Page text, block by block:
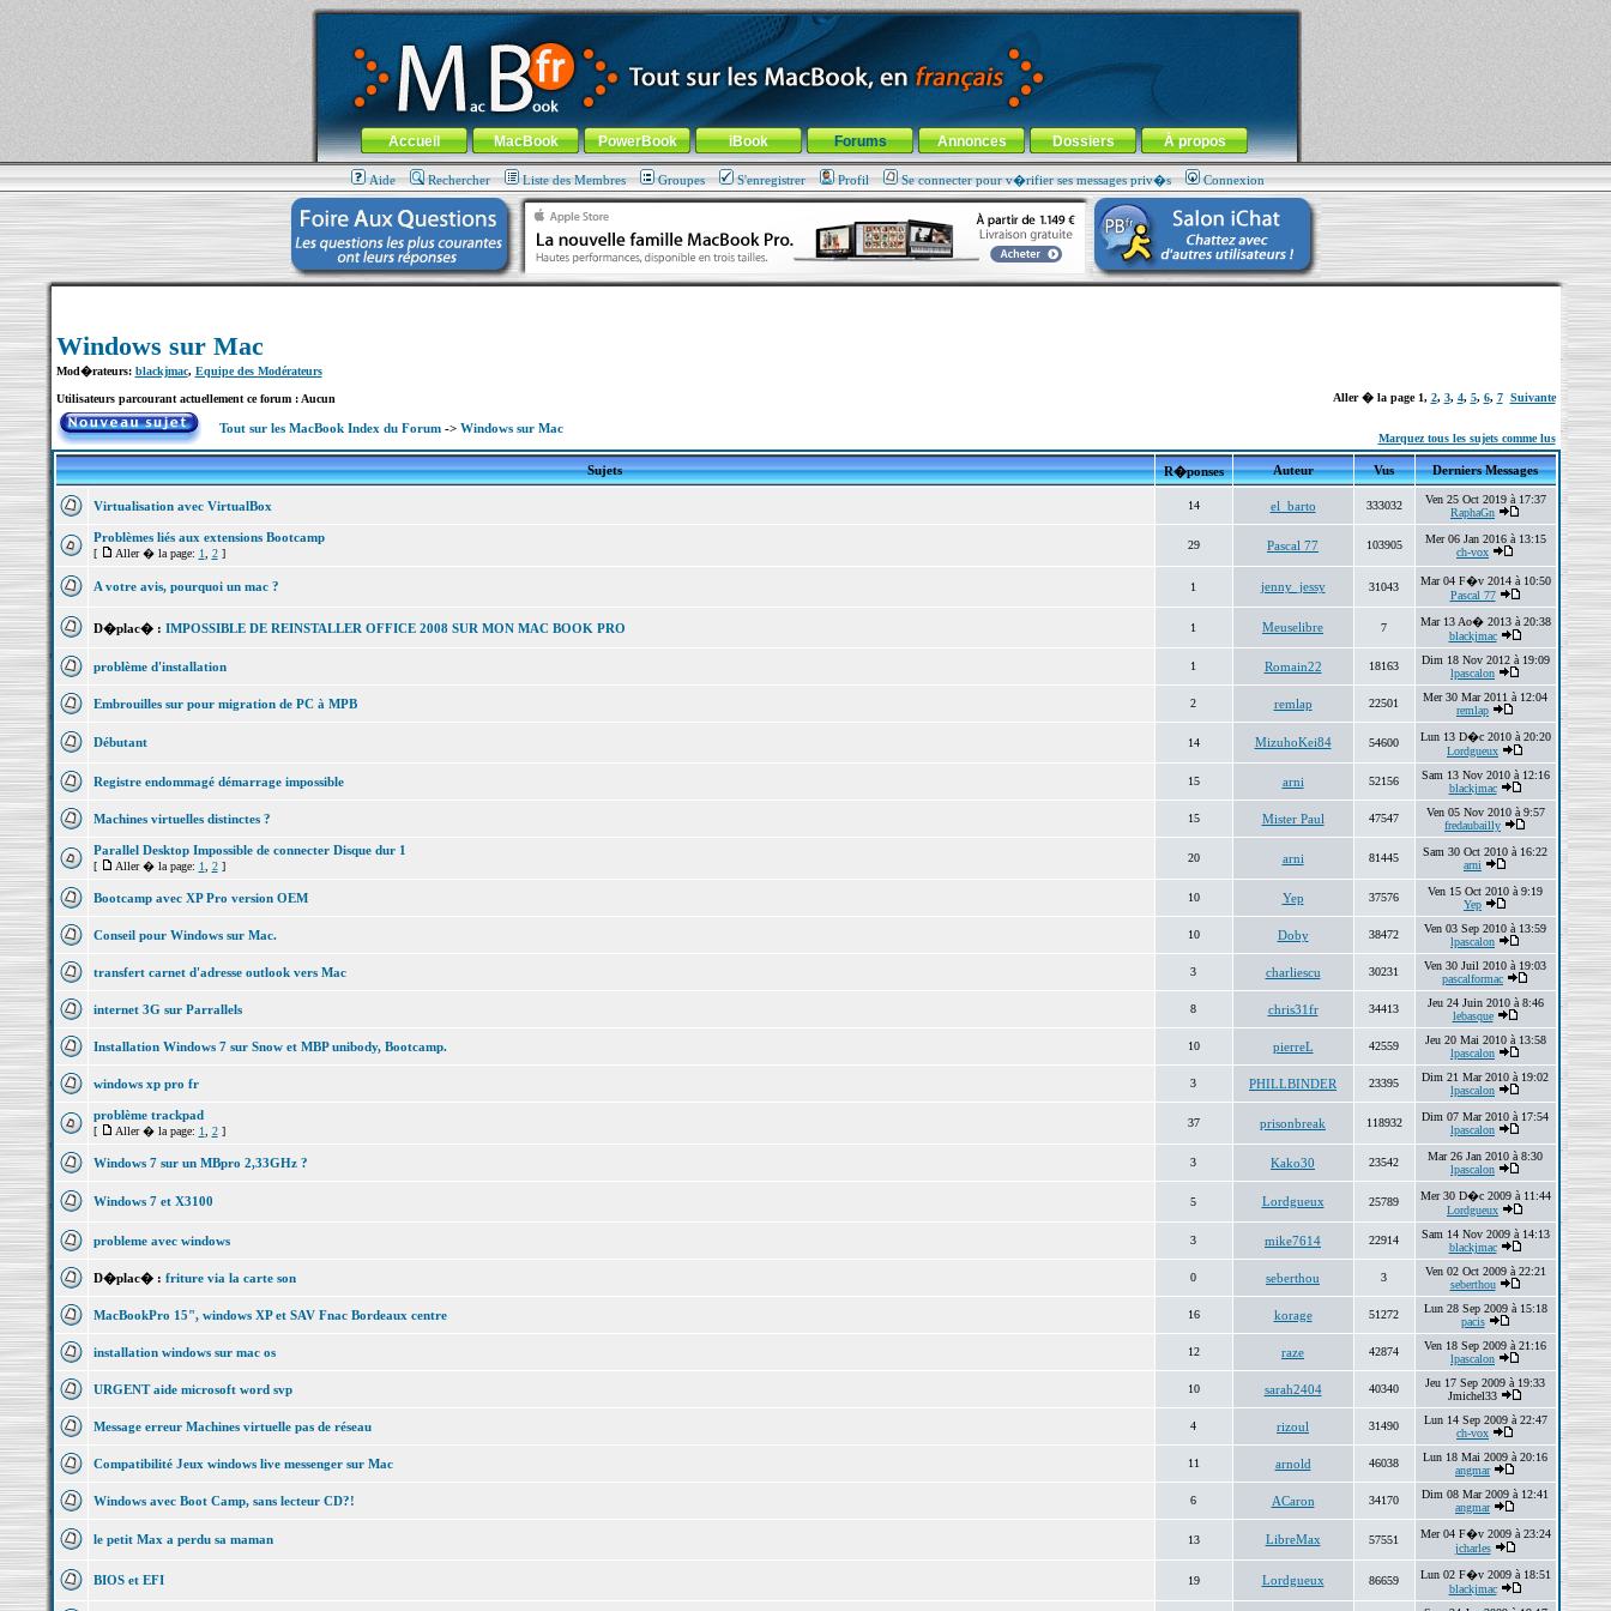
MacBook-fr.com : 100% Apple... 100% nomade !
Aller au contenu-Aller au menu général-Aller au menu de la rubrique
Menu général
Accueil MacBook PowerBook iBook Forums Annonces Dossiers À propos
Aide Rechercher Liste des Membres Groupes S'enregistrer Profil Se connecter pour v�rifier ses messages priv�s Connexion
Windows sur Mac
Mod�rateurs: blackjmac, Equipe des Modérateurs
Utilisateurs parcourant actuellement ce forum : Aucun Aller � la page 1, 2, 3, 4, 5, 6, 7 Suivante
Tout sur les MacBook Index du Forum-> Windows sur Mac
Marquez tous les sujets comme lus
Sujets R�ponses Auteur Vus Derniers Messages
Virtualisation avec VirtualBox 14 el_barto 333032
Ven 25 Oct 2019 à 17:37
RaphaGn
Problèmes liés aux extensions Bootcamp
[ Aller � la page: 1 2]
29 Pascal 77 103905
Mer 06 Jan 2016 à 13:15
ch-vox
A votre avis, pourquoi un mac ? 1 jenny_jessy 31043
Mar 04 F�v 2014 à 10:50
Pascal 77
D�plac� : IMPOSSIBLE DE REINSTALLER OFFICE 2008 SUR MON MAC BOOK PRO 1 Meuselibre 7
Mar 13 Ao� 2013 à 20:38
blackjmac
problème d'installation 1 Romain22 18163
Dim 18 Nov 2012 à 19:09
lpascalon
Embrouilles sur pour migration de PC à MPB 2 remlap 22501
Mer 30 Mar 2011 à 12:04
remlap
Débutant 14 MizuhoKei84 54600
Lun 13 D�c 2010 à 20:20
Lordgueux
Registre endommagé démarrage impossible 15 arni 52156
Sam 13 Nov 2010 à 12:16
blackjmac
Machines virtuelles distinctes ? 15 Mister Paul 47547
Ven 05 Nov 2010 à 9:57
fredaubailly
Parallel Desktop Impossible de connecter Disque dur 1
[ Aller � la page: 1 2]
20 arni 81445
Sam 30 Oct 2010 à 16:22
arni
Bootcamp avec XP Pro version OEM 10 Yep 37576
Ven 15 Oct 2010 à 9:19
Yep
Conseil pour Windows sur Mac. 10 Doby 38472
Ven 03 Sep 2010 à 13:59
lpascalon
transfert carnet d'adresse outlook vers Mac 3 charliescu 30231
Ven 30 Juil 2010 à 19:03
pascalformac
internet 3G sur Parrallels 8 chris31fr 34413
Jeu 24 Juin 2010 à 8:46
lebasque
Installation Windows 7 sur Snow et MBP unibody, Bootcamp. 10 pierreL 42559
Jeu 20 Mai 2010 à 13:58
lpascalon
windows xp pro fr 3 PHILLBINDER 23395
Dim 21 Mar 2010 à 19:02
lpascalon
problème trackpad
[ Aller � la page: 1 2]
37 prisonbreak 118932
Dim 07 Mar 2010 à 17:54
lpascalon
Windows 7 sur un MBpro 2,33GHz ? 3 Kako30 23542
Mar 26 Jan 2010 à 8:30
lpascalon
Windows 7 et X3100 5 Lordgueux 25789
Mer 30 D�c 2009 à 11:44
Lordgueux
probleme avec windows 3 mike7614 22914
Sam 14 Nov 2009 à 14:13
blackjmac
D�plac� : friture via la carte son 0 seberthou 3
Ven 02 Oct 2009 à 22:21
seberthou
MacBookPro 15", windows XP et SAV Fnac Bordeaux centre 16 korage 51272
Lun 28 Sep 2009 à 15:18
pacis
installation windows sur mac os 12 raze 42874
Ven 18 Sep 2009 à 21:16
lpascalon
URGENT aide microsoft word svp 10 sarah2404 40340
Jeu 17 Sep 2009 à 19:33
Jmichel33
Message erreur Machines virtuelle pas de réseau 4 rizoul 31490
Lun 14 Sep 2009 à 22:47
ch-vox
Compatibilité Jeux windows live messenger sur Mac 11 arnold 46038
Lun 18 Mai 2009 à 20:16
angmar
Windows avec Boot Camp, sans lecteur CD?! 6 ACaron 34170
Dim 08 Mar 2009 à 12:41
angmar
le petit Max a perdu sa maman 13 LibreMax 57551
Mer 04 F�v 2009 à 23:24
jcharles
BIOS et EFI 19 Lordgueux 86659
Lun 02 F�v 2009 à 18:51
blackjmac